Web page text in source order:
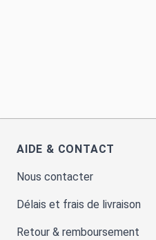
AIDE & CONTACT
Nous contacter
Délais et frais de livraison
Retour & remboursement